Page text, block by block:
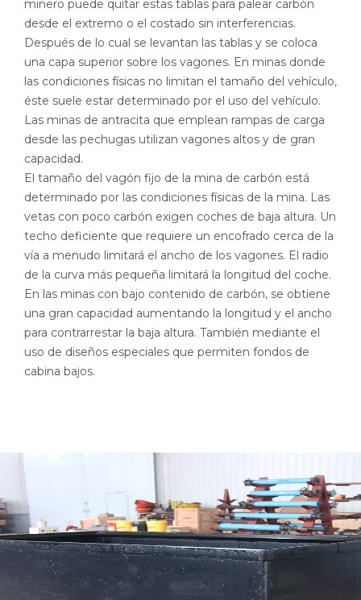
minero puede quitar estas tablas para palear carbón
desde el extremo o el costado sin interferencias.
Después de lo cual se levantan las tablas y se coloca
una capa superior sobre los vagones. En minas donde
las condiciones físicas no limitan el tamaño del vehículo,
éste suele estar determinado por el uso del vehículo.
Las minas de antracita que emplean rampas de carga
desde las pechugas utilizan vagones altos y de gran
capacidad.
El tamaño del vagón fijo de la mina de carbón está
determinado por las condiciones físicas de la mina. Las
vetas con poco carbón exigen coches de baja altura. Un
techo deficiente que requiere un encofrado cerca de la
vía a menudo limitará el ancho de los vagones. El radio
de la curva más pequeña limitará la longitud del coche.
En las minas con bajo contenido de carbón, se obtiene
una gran capacidad aumentando la longitud y el ancho
para contrarrestar la baja altura. También mediante el
uso de diseños especiales que permiten fondos de
cabina bajos.